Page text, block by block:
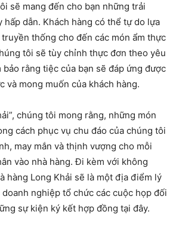
sẽ mang đến cho bạn những trải
hấp dẫn. Khách hàng có thể tự do lựa
thống cho đến các món ẩm thực
tôi sẽ tùy chỉnh thực đơn theo yêu
bảo rằng tiệc của bạn sẽ đáp ứng được
và mong muốn của khách hàng.
chúng tôi mong rằng, những món
cách phục vụ chu đáo của chúng tôi
may mắn và thịnh vượng cho mỗi
vào nhà hàng. Đi kèm với không
hàng Long Khải sẽ là một địa điểm lý
nghiệp tổ chức các cuộc họp đối
sự kiện ký kết hợp đồng tại đây.